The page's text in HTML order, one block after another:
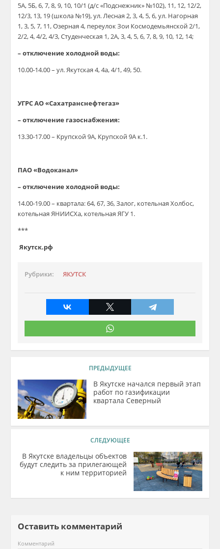
5А, 5Б, 6, 7, 8, 9, 10, 10/1 (д/с «Подснежник» №102), 11, 12, 12/2,
12/3, 13, 19 (школа №19), ул. Лесная 2, 3, 4, 5, 6, ул. Нагорная
1, 3, 5, 7, 11, Озерная 4, переулок Зои Космодемьянской 2/1,
2/2, 4, 4/2, 4/3, Студенческая 1, 2А, 3, 4, 5, 6, 7, 8, 9, 10, 12, 14;
– отключение холодной воды:
10.00-14.00 – ул. Якутская 4, 4а, 4/1, 49, 50.
УГРС АО «Сахатранснефтегаз»
– отключение газоснабжения:
13.30-17.00 – Крупской 9А, Крупской 9А к.1.
ПАО «Водоканал»
– отключение холодной воды:
14.00-19.00 – квартала: 64, 67, 36, Залог, котельная Холбос,
котельная ЯНИИСХа, котельная ЯГУ 1.
***
Якутск.рф
Рубрики: ЯКУТСК
ПРЕДЫДУЩЕЕ
В Якутске начался первый этап
работ по газификации
квартала Северный
СЛЕДУЮЩЕЕ
В Якутске владельцы объектов
будут следить за прилегающей
к ним территорией
Оставить комментарий
Комментарий